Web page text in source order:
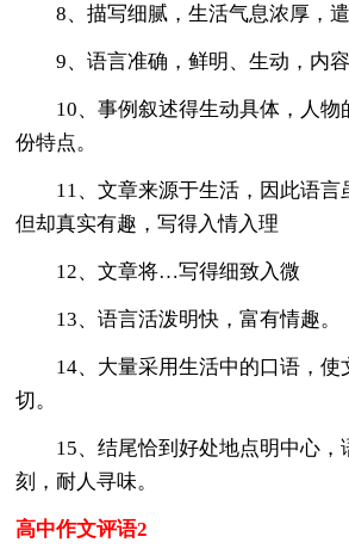
8、描写细腻，生活气息浓厚，
9、语言准确，鲜明、生动，内
10、事例叙述得生动具体，人物
份特点。
11、文章来源于生活，因此语言
但却真实有趣，写得入情入理
12、文章将…写得细致入微
13、语言活泼明快，富有情趣。
14、大量采用生活中的口语，使
切。
15、结尾恰到好处地点明中心，
刻，耐人寻味。
高中作文评语2